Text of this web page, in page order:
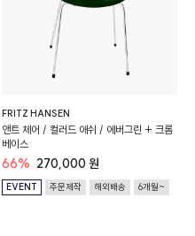
FRITZ HANSEN
앤트 체어 / 컬러드 애쉬 / 에버그린 + 크롬
베이스
66% 270,000 원
EVENT 주문제작 해외배송 6개월~